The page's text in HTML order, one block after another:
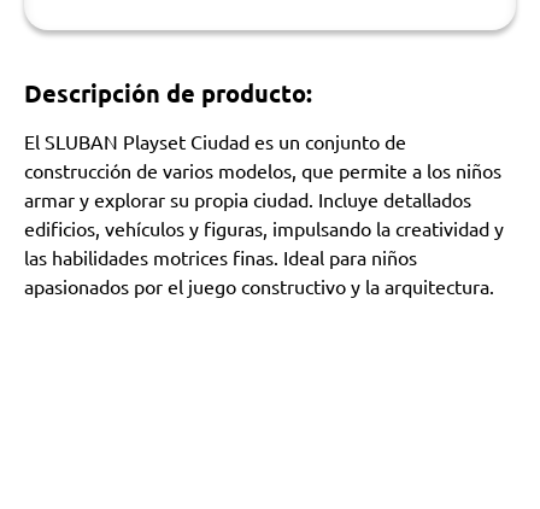
Descripción de producto:
El SLUBAN Playset Ciudad es un conjunto de
construcción de varios modelos, que permite a los niños
armar y explorar su propia ciudad. Incluye detallados
edificios, vehículos y figuras, impulsando la creatividad y
las habilidades motrices finas. Ideal para niños
apasionados por el juego constructivo y la arquitectura.